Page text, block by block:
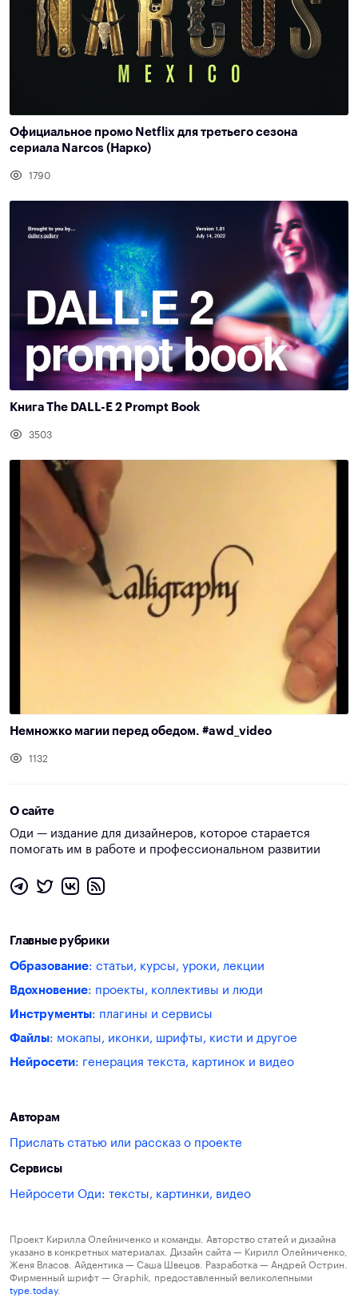
Официальное промо Netflix для третьего сезона
сериала Narcos (Нарко)
1790
Книга The DALL-E 2 Prompt Book
3503
Немножко магии перед обедом. #awd_video
1132
О сайте
Оди — издание для дизайнеров, которое старается
помогать им в работе и профессиональном развитии
Главные рубрики
Образование: статьи, курсы, уроки, лекции
Вдохновение: проекты, коллективы и люди
Инструменты: плагины и сервисы
Файлы: мокапы, иконки, шрифты, кисти и другое
Нейросети: генерация текста, картинок и видео
Авторам
Прислать статью или рассказ о проекте
Сервисы
Нейросети Оди: тексты, картинки, видео
Проект Кирилла Олейниченко и команды. Авторство статей и дизайна
указано в конкретных материалах. Дизайн сайта — Кирилл Олейниченко,
Женя Власов. Айдентика — Саша Швецов. Разработка — Андрей Острин.
Фирменный шрифт — Graphik, предоставленный великолепными
type.today.